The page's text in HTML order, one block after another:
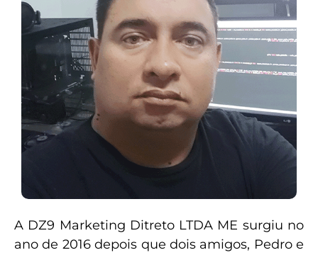
A DZ9 Marketing Ditreto LTDA ME surgiu no
ano de 2016 depois que dois amigos, Pedro e